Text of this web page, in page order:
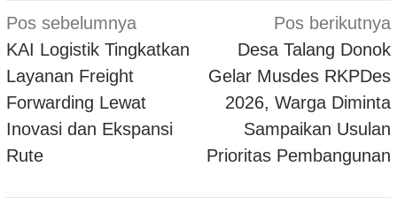
Navigasi
pos
Pos sebelumnya
KAI Logistik Tingkatkan
Layanan Freight
Forwarding Lewat
Inovasi dan Ekspansi
Rute
Pos berikutnya
Desa Talang Donok
Gelar Musdes RKPDes
2026, Warga Diminta
Sampaikan Usulan
Prioritas Pembangunan